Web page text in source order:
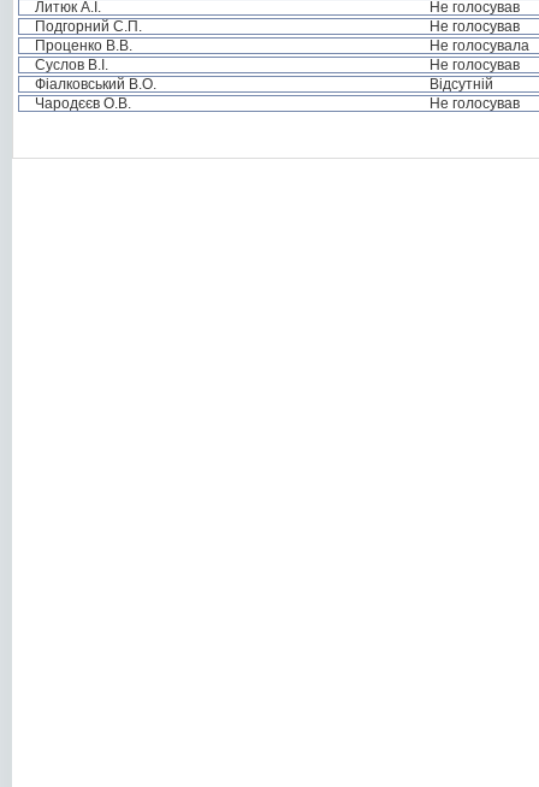
Литюк А.І.
Не голосував
Подгорний С.П.
Не голосував
Проценко В.В.
Не голосувала
Суслов В.І.
Не голосував
Фіалковський В.О.
Відсутній
Чародєєв О.В.
Не голосував